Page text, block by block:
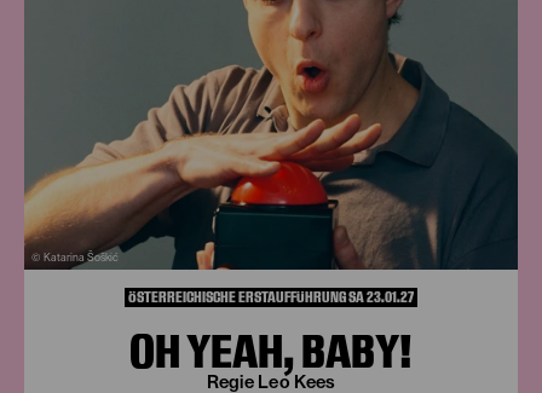
© Katarina Šoškić
ÖSTERREICHISCHE ERSTAUFFÜHRUNG SA 23.01.27
OH YEAH, BABY!
Regie Leo Kees